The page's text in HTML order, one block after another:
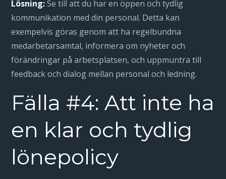
Lösning:Se till att du har en öppen och tydlig
kommunikation med din personal. Detta kan
exempelvis göras genom att ha regelbundna
medarbetarsamtal, informera om nyheter och
förändringar på arbetsplatsen, och uppmuntra till
feedback och dialog mellan personal och ledning.
Fälla #4: Att inte ha
en klar och tydlig
lönepolicy